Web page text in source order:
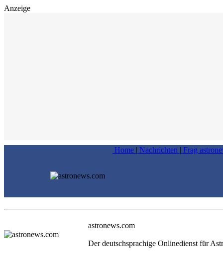
Anzeige
Home | Nachrichten | Frag
astronews.com
Der deutschsprachige Onlinedienst für